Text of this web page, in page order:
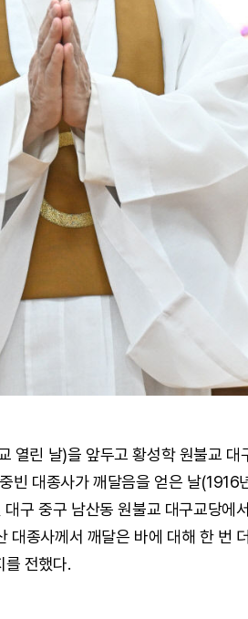
열린 날)을 앞두고 황성학 원불교 대
빈 대종사가 깨달음을 얻은 날
구 중구 남산동 원불교 대구교당에
대종사께서 깨달은 바에 대해 한 번
를 전했다.